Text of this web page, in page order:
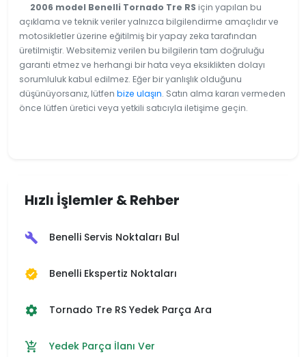
2006 model Benelli Tornado Tre RS için yapılan bu
açıklama ve teknik veriler yalnızca bilgilendirme amaçlıdır ve
motosikletler üzerine eğitilmiş bir yapay zeka tarafından
üretilmiştir. Websitemiz verilen bu bilgilerin tam doğruluğu
garanti etmez ve herhangi bir hata veya eksiklikten dolayı
sorumluluk kabul edilmez. Eğer bir yanlışlık olduğunu
düşünüyorsanız, lütfen bize ulaşın. Satın alma kararı vermeden
önce lütfen üretici veya yetkili satıcıyla iletişime geçin.
Hızlı İşlemler & Rehber
build Benelli Servis Noktaları Bul
verified Benelli Ekspertiz Noktaları
settings Tornado Tre RS Yedek Parça Ara
add_shopping_cart Yedek Parça İlanı Ver